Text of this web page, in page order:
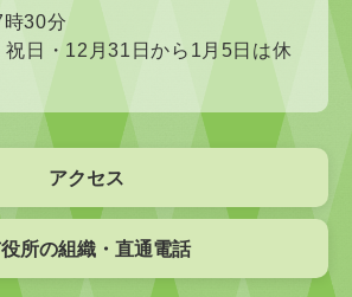
30分
日・12月31日から1月5日は休
アクセス
所の組織・直通電話